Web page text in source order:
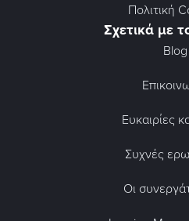
Πολιτική
Σχετικά με
Blog
Ευκαιρίες
Συχνές
Οι